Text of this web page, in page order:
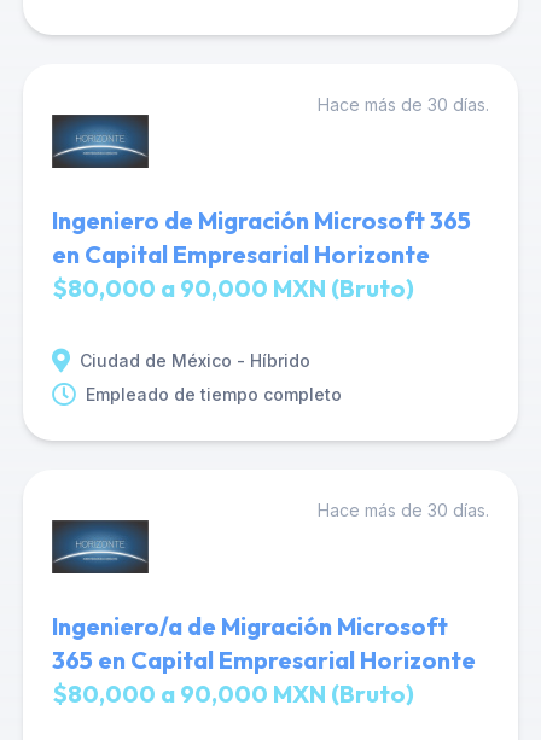
Hace más de 30 días.
Ingeniero de Migración Microsoft 365
en Capital Empresarial Horizonte
$80,000 a 90,000 MXN (Bruto)
Ciudad de México - Híbrido
Empleado de tiempo completo
Hace más de 30 días.
Ingeniero/a de Migración Microsoft
365 en Capital Empresarial Horizonte
$80,000 a 90,000 MXN (Bruto)